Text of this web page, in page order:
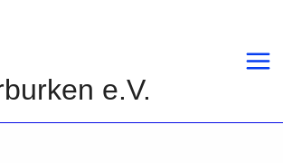
e.V.